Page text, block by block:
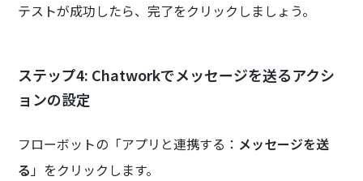
テストが成功したら、完了をクリックしましょう。
ステップ4: Chatworkでメッセージを送るアクシ
ョンの設定
フローボットの「アプリと連携する： メッセージを送
る」をクリックします。